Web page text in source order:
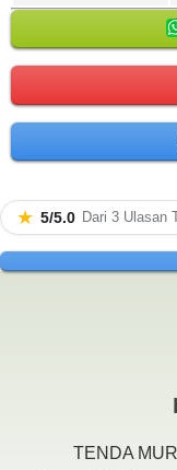
★ 5/5.0 Dari 3 Ulasan
TENDA